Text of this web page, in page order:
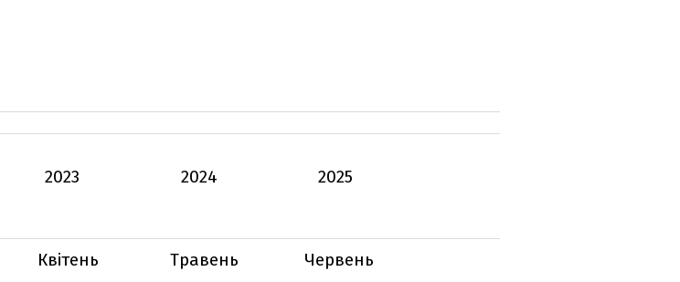
2023 2024
2025
Квітень Травень
Червень